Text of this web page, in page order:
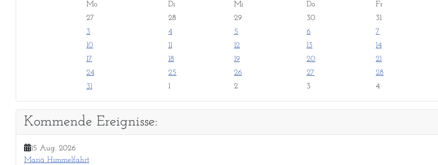
Mo
Di Mi Do Fr
27
28 29 30 31
3
4 5 6 7
10
11 12 13 14
17
18 19 20 21
24
25 26 27 28
31
1 2 3 4
Kommende Ereignisse:
15 Aug. 2026
Mariä Himmelfahrt